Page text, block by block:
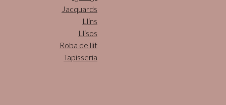
Jacquards
Llins
Llisos
Roba de llit
Tapisseria